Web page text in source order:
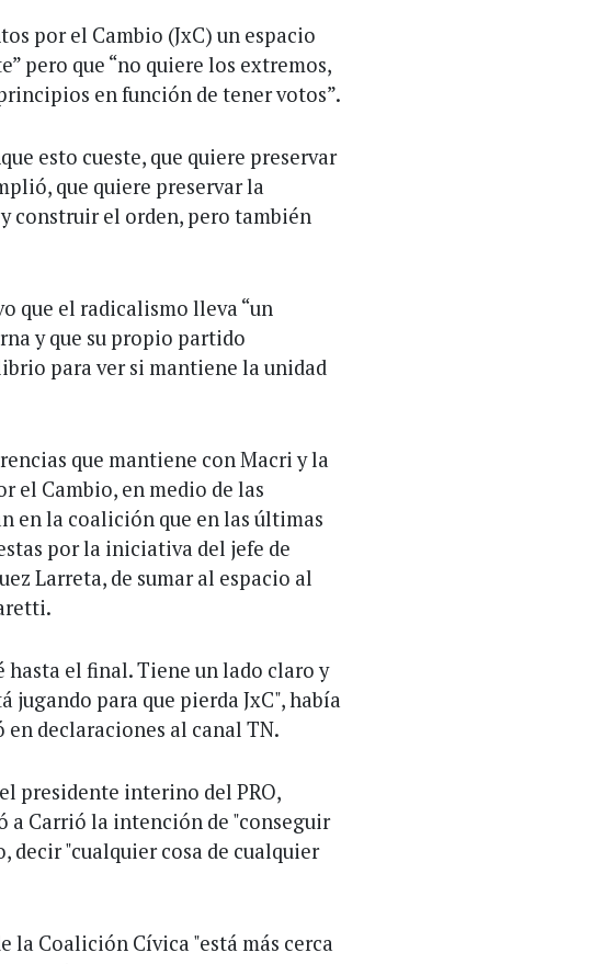
por el Cambio (JxC) un espacio
pero que “no quiere los extremos,
en función de tener votos”.
esto cueste, que quiere preservar
que quiere preservar la
construir el orden, pero también
que el radicalismo lleva “un
y que su propio partido
para ver si mantiene la unidad
que mantiene con Macri y la
el Cambio, en medio de las
en la coalición que en las últimas
por la iniciativa del jefe de
Larreta, de sumar al espacio al
el final. Tiene un lado claro y
jugando para que pierda JxC", había
declaraciones al canal TN.
presidente interino del PRO,
Carrió la intención de "conseguir
decir "cualquier cosa de cualquier
Coalición Cívica "está más cerca